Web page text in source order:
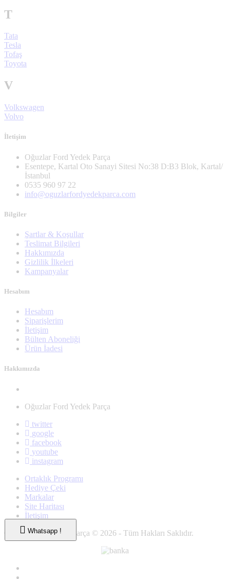
T
Tata
Tesla
Tofaş
Toyota
V
Volkswagen
Volvo
Whatsapp !
İletişim
Oğuzlar Ford Yedek Parça
Esentepe, Kartal Oto Sanayi Sitesi No:38 D:B3 Blok, Kartal/
İstanbul
0535 960 97 22
info@oguzlarfordyedekparca.com
Bilgiler
Şartlar & Koşullar
Teslimat Bilgileri
Hakkımızda
Gizlilik İlkeleri
Kampanyalar
Hesabım
Hesabım
Siparişlerim
İletişim
Bülten Aboneliği
Ürün İadesi
Hakkımızda
Oğuzlar Ford Yedek Parça
twitter
google
facebook
youtube
instagram
Ortaklık Programı
Hediye Çeki
Markalar
Site Haritası
İletişim
Oğuzlar Ford Yedek Parça © 2026 - Tüm Hakları Saklıdır.